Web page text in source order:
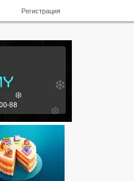
Регистрация